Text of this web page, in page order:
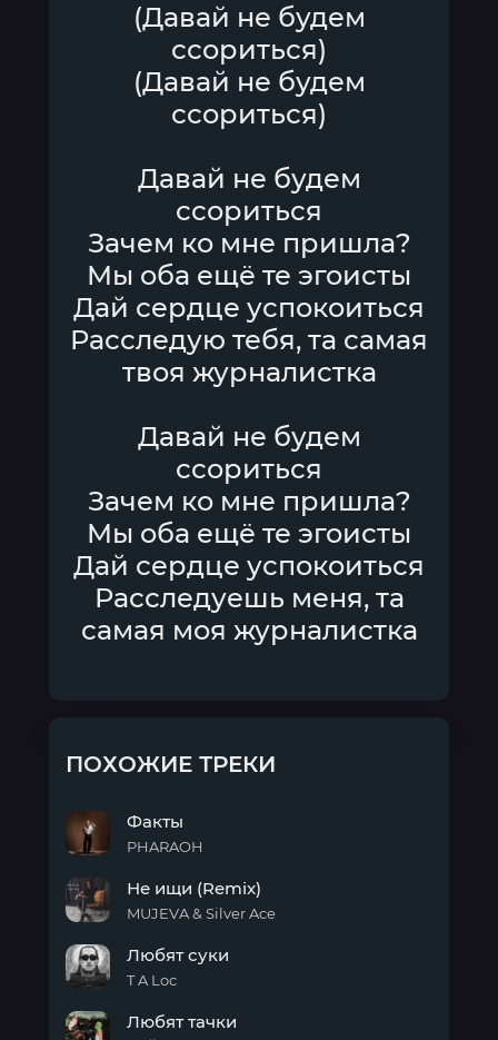
(Давай не будем
ссориться)
(Давай не будем
ссориться)
Давай не будем
ссориться
Зачем ко мне пришла?
Мы оба ещё те эгоисты
Дай сердце успокоиться
Расследую тебя, та самая
твоя журналистка
Давай не будем
ссориться
Зачем ко мне пришла?
Мы оба ещё те эгоисты
Дай сердце успокоиться
Расследуешь меня, та
самая моя журналистка
ПОХОЖИЕ ТРЕКИ
Факты
PHARAOH
ищи
(Remix)
Не ищи (Remix)
MUJEVA & Silver Ace
суки
Любят суки
T A Loc
Любят тачки